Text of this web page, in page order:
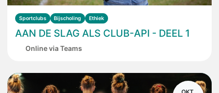
Sportclubs Bijscholing Ethiek
AAN DE SLAG ALS CLUB-API - DEEL 1
Online via Teams